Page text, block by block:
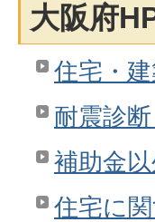
大阪府
住宅・
耐震診
補助金
住宅に